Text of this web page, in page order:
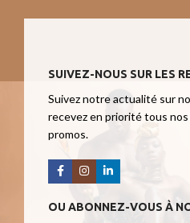
SUIVEZ-NOUS SUR LES
Suivez notre actualité sur
recevez en priorité tous
promos.
OU ABONNEZ-VOUS À